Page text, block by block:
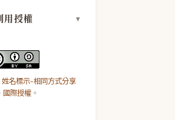
用授權
名標示-相同方式分享
國際授權。